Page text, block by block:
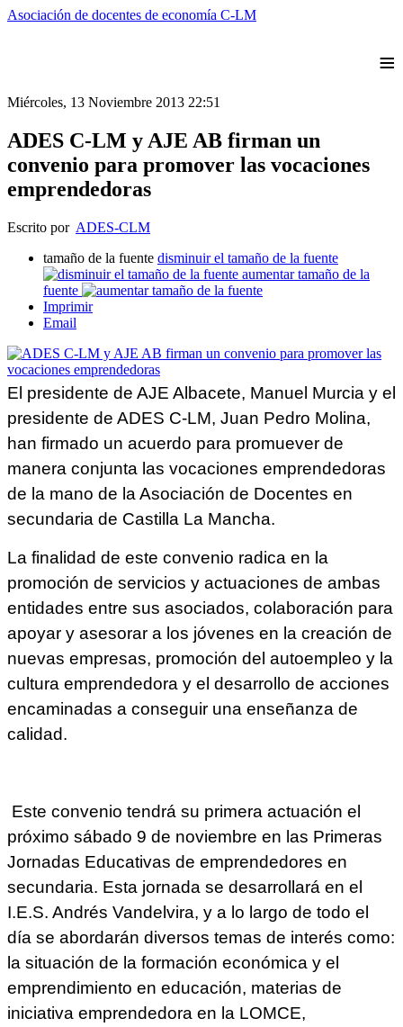
Asociación de docentes de economía C-LM
≡
Miércoles, 13 Noviembre 2013 22:51
ADES C-LM y AJE AB firman un
convenio para promover las vocaciones
emprendedoras
Escrito por ADES-CLM
tamaño de la fuente disminuir el tamaño de la fuente
aumentar tamaño de la
fuente
Imprimir
Email
El presidente de AJE Albacete, Manuel Murcia y el
presidente de ADES C-LM, Juan Pedro Molina,
han firmado un acuerdo para promuever de
manera conjunta las vocaciones emprendedoras
de la mano de la Asociación de Docentes en
secundaria de Castilla La Mancha.
La finalidad de este convenio radica en la
promoción de servicios y actuaciones de ambas
entidades entre sus asociados, colaboración para
apoyar y asesorar a los jóvenes en la creación de
nuevas empresas, promoción del autoempleo y la
cultura emprendedora y el desarrollo de acciones
encaminadas a conseguir una enseñanza de
calidad.
Este convenio tendrá su primera actuación el
próximo sábado 9 de noviembre en las Primeras
Jornadas Educativas de emprendedores en
secundaria. Esta jornada se desarrollará en el
I.E.S. Andrés Vandelvira, y a lo largo de todo el
día se abordarán diversos temas de interés como:
la situación de la formación económica y el
emprendimiento en educación, materias de
iniciativa emprendedora en la LOMCE,